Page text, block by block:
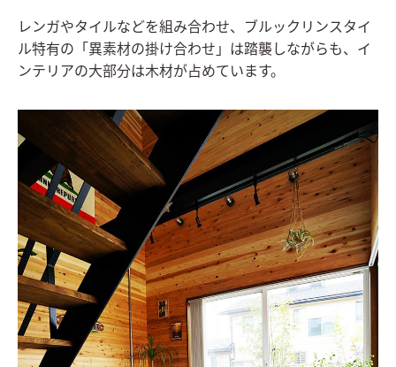
レンガやタイルなどを組み合わせ、ブルックリンスタイ
ル特有の「異素材の掛け合わせ」は踏襲しながらも、イ
ンテリアの大部分は木材が占めています。